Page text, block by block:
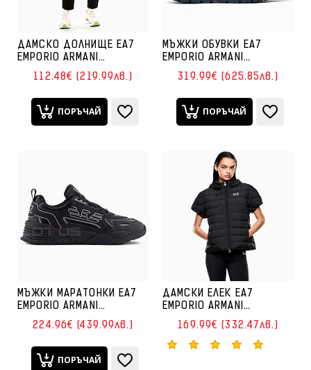
ДАМСКО ДОЛНИЩЕ EA7
EMPORIO ARMANI
7W000678-UC001
NATURAL VENTUS7 PANTS
OH ЧЕРНО
112.48€ (219.99лв.)
ПОРЪЧАЙ
МЪЖКИ ОБУВКИ EA7
EMPORIO ARMANI
7X000340-MZ186 ICE
ALTURA ЧЕРНИ
319.99€ (625.85лв.)
ПОРЪЧАЙ
МЪЖКИ МАРАТОНКИ EA7
EMPORIO ARMANI
7X000306-MC032 ACE
RUNNER SPECIAL ЧЕРНИ
224.96€ (439.99лв.)
ПОРЪЧАЙ
ДАМСКИ ЕЛЕК EA7
EMPORIO ARMANI
7W000477-UC001 CORE
LADY ECO DOWN JACKET
LIGHT PADDED HO SS
169.99€ (332.47лв.)